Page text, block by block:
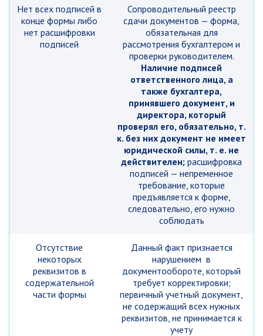
Нет всех подписей в
конце формы либо
нет расшифровки
подписей
Сопроводительный реестр
сдачи документов — форма,
обязательная для
рассмотрения бухгалтером и
проверки руководителем.
Наличие подписей
ответственного лица, а
также бухгалтера,
принявшего документ, и
директора, который
проверял его, обязательно, т.
к. без них документ не имеет
юридической силы, т. е. не
действителен; расшифровка
подписей — непременное
требование, которые
предъявляется к форме,
следовательно, его нужно
соблюдать
Отсутствие
некоторых
реквизитов в
содержательной
части формы
Данный факт признается
нарушением в
документообороте, который
требует корректировки;
первичный учетный документ,
не содержащий всех нужных
реквизитов, не принимается к
учету